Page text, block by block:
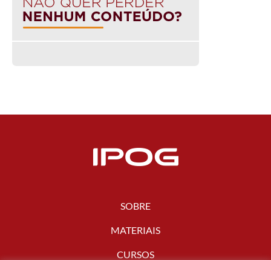
SOBRE
MATERIAIS
CURSOS